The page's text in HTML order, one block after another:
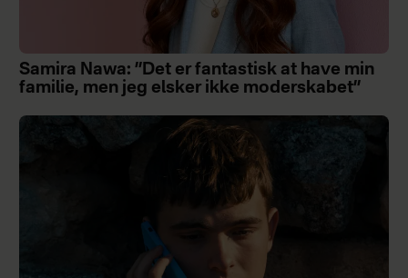
Samira Nawa: ”Det er fantastisk at have min
familie, men jeg elsker ikke moderskabet”